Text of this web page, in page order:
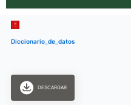
Diccionario_de_datos
DESCARGAR